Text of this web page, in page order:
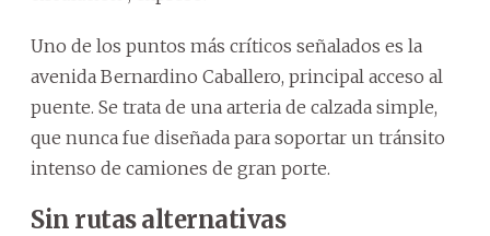
Uno de los puntos más críticos señalados es la
avenida Bernardino Caballero, principal acceso al
puente. Se trata de una arteria de calzada simple,
que nunca fue diseñada para soportar un tránsito
intenso de camiones de gran porte.
Sin rutas alternativas